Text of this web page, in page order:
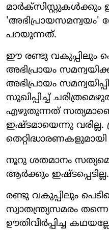
മാര്‍ക്സിസ്റ്റുകള്‍ക്കും
'അഭിപ്രായസമന്വയം'
പറയുന്നത്.
ഈ രണ്ടു വകുപ്പിലും
അഭിപ്രായം
അഭിപ്രായം
സുഖിപ്പിച്ച്
എഴുതുന്നത്
ഇഷ്ടമായെന്നു വരില്ല.
നൂറു ശതമാനം
ആര്‍ക്കും ഇഷ്ടപ്പെടില്ല.
രണ്ടു വകുപ്പിലും
സ്വാതന്ത്ര്യസമരം
ഊതിവീര്‍പ്പിച്ച